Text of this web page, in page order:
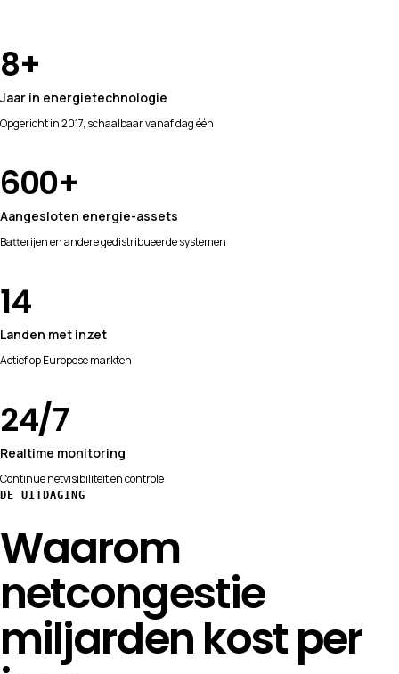
8+
Jaar in energietechnologie
Opgericht in 2017, schaalbaar vanaf dag één
600+
Aangesloten energie-assets
Batterijen en andere gedistribueerde systemen
14
Landen met inzet
Actief op Europese markten
24/7
Realtime monitoring
Continue netvisibiliteit en controle
DE UITDAGING
Waarom
netcongestie
miljarden kost per